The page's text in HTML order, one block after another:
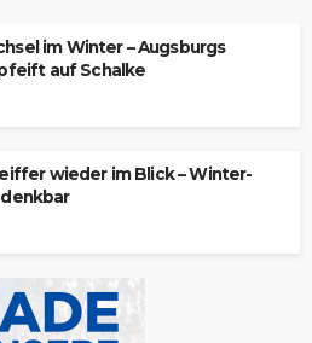
im Winter – Augsburgs
auf Schalke
wieder im Blick – Winter-